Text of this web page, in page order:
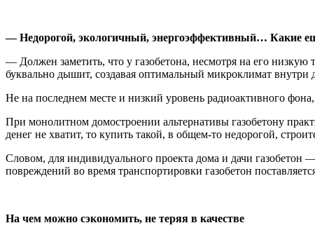
— Недорогой, экологичный, энергоэффективный… Какие
— Должен заметить, что у газобетона, несмотря на его низкую
буквально дышит, создавая оптимальный микроклимат внутри
Не на последнем месте и низкий уровень радиоактивного
При монолитном домостроении альтернативы газобетону
денег не хватит, то купить такой, в общем-то недорогой,
Словом, для индивидуального проекта дома и дачи газобетон
повреждений во время транспортировки газобетон
На чем можно сэкономить, не теряя в качестве